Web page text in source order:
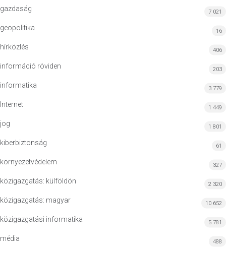
gazdaság 7 021
geopolitika 16
hírközlés 406
információ röviden 203
informatika 3 779
Internet 1 449
jog 1 801
kiberbiztonság 61
környezetvédelem 327
közigazgatás: külföldön 2 320
közigazgatás: magyar 10 652
közigazgatási informatika 5 781
média 488